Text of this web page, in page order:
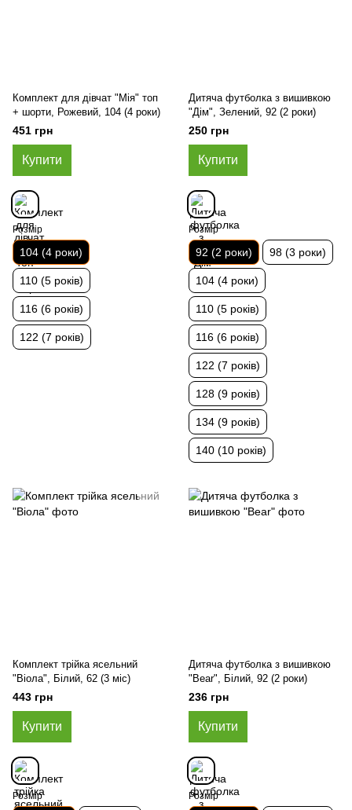
Комплект для дівчат "Мія" топ
+ шорти, Рожевий, 104 (4 роки)
451 грн
Купити
Розмір
104 (4 роки)
110 (5 років)
116 (6 років)
122 (7 років)
Дитяча футболка з вишивкою
"Дім", Зелений, 92 (2 роки)
250 грн
Купити
Розмір
92 (2 роки) 98 (3 роки)
104 (4 роки)
110 (5 років)
116 (6 років)
122 (7 років)
128 (9 років)
134 (9 років)
140 (10 років)
Комплект трійка ясельний
"Віола", Білий, 62 (3 міс)
443 грн
Купити
Розмір
Дитяча футболка з вишивкою
"Bear", Білий, 92 (2 роки)
236 грн
Купити
Розмір